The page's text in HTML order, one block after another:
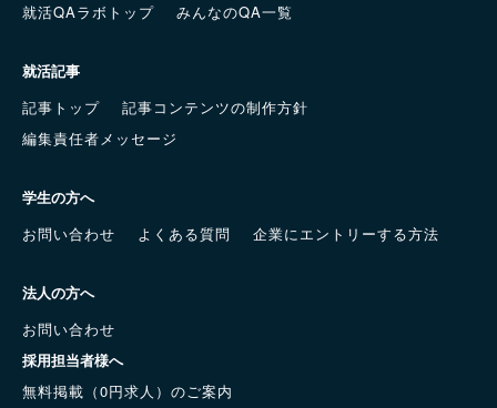
就活QAラボトップ
みんなのQA一覧
就活記事
記事トップ
記事コンテンツの制作方針
編集責任者メッセージ
学生の方へ
お問い合わせ
よくある質問 企業にエントリーする方法
法人の方へ
お問い合わせ
採用担当者様へ
無料掲載（0円求人）のご案内